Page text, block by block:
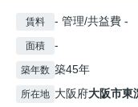
賃料 - 管理/共益費 -
面積 -
築年数 築45年
所在地 大阪府大阪市東